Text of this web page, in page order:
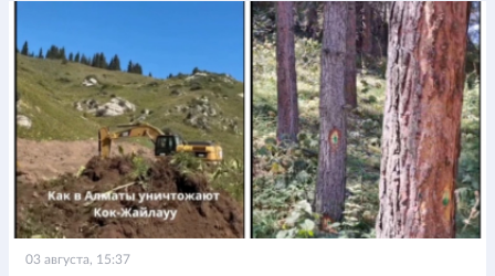
03 августа, 15:37